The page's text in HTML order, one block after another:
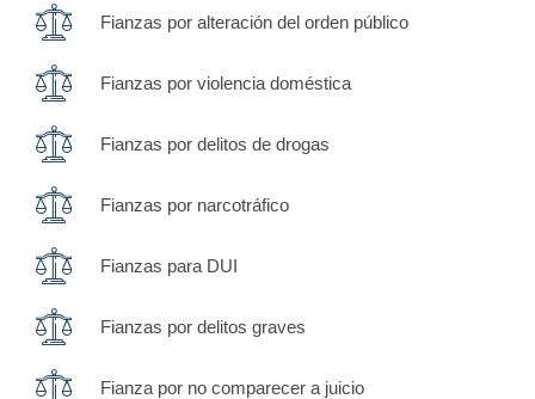
Fianzas por alteración del orden público
Fianzas por violencia doméstica
Fianzas por delitos de drogas
Fianzas por narcotráfico
Fianzas para DUI
Fianzas por delitos graves
Fianza por no comparecer a juicio